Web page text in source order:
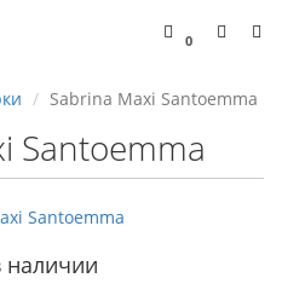
0
Sabrina Maxi Santoemma
Santoemma
наличии